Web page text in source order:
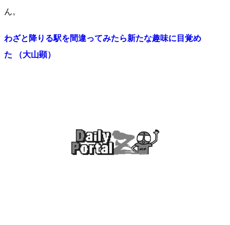
ん。
わざと降りる駅を間違ってみたら新たな趣味に目覚め
た （大山顕）